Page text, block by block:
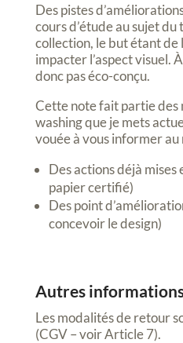
Des pistes
cours d’étude au sujet
collection, le but étant de
impacter l’aspect visuel.
donc pas éco-conçu.
Cette note fait partie des
washing que je mets
vouée à vous informer au
Des actions déjà mises
papier certifié)
Des point
concevoir le design)
Autres
Les modalités de retour
(CGV – voir Article 7).